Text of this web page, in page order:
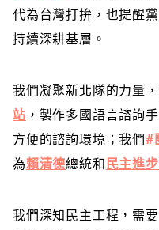
代為台灣打拚，也提醒
持續深耕基層。
我們凝聚新北隊的力量
站 ，製作多國語言諮詢
方便的諮詢環境；我們#
為賴清德總統和民主進
我們深知民主工程，需